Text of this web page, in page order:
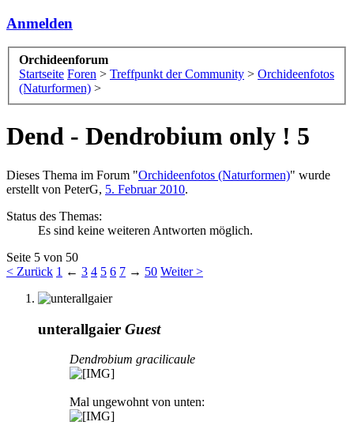
Anmelden
Orchideenforum
Startseite Foren > Treffpunkt der Community > Orchideenfotos
(Naturformen) >
Dend - Dendrobium only ! 5
Dieses Thema im Forum "Orchideenfotos (Naturformen)" wurde
erstellt von PeterG, 5. Februar 2010.
Status des Themas:
Es sind keine weiteren Antworten möglich.
Seite 5 von 50
< Zurück 1 ← 3 4 5 6 7 → 50 Weiter >
unterallgaier Guest
Dendrobium gracilicaule
Mal ungewohnt von unten: